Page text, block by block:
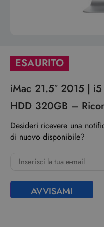
ESAURITO
iMac 21.5″ 2015 |
HDD 320GB –
Desideri ricevere una
di nuovo disponibile?
AVVISAMI